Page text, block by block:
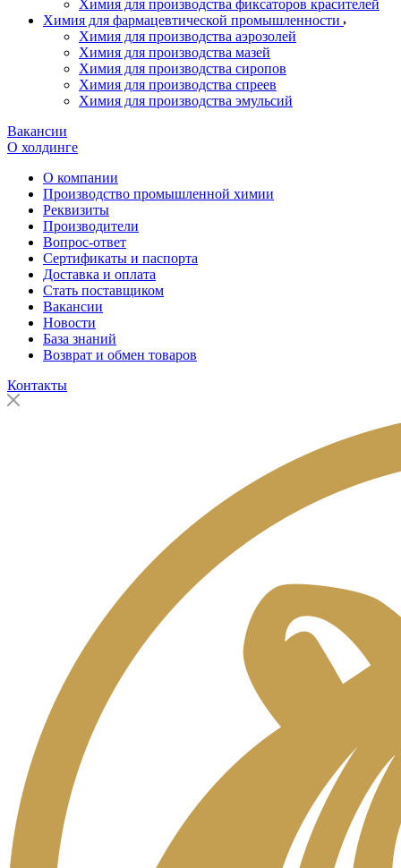
Химия для производства фиксаторов красителей
Химия для фармацевтической промышленности
Химия для производства аэрозолей
Химия для производства мазей
Химия для производства сиропов
Химия для производства спреев
Химия для производства эмульсий
Вакансии
О холдинге
О компании
Производство промышленной химии
Реквизиты
Производители
Вопрос-ответ
Сертификаты и паспорта
Доставка и оплата
Стать поставщиком
Вакансии
Новости
База знаний
Возврат и обмен товаров
Контакты